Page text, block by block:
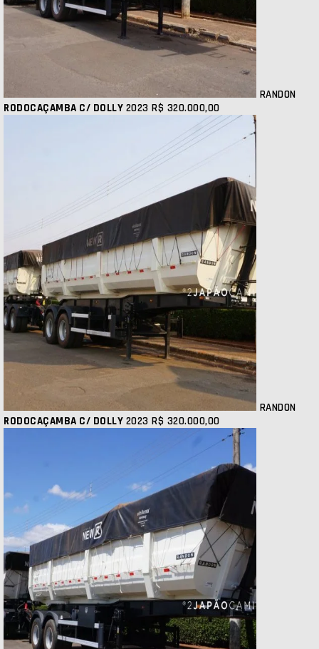
RANDON
RODOCAÇAMBA C/ DOLLY 2023 R$ 320.000,00
RANDON
RODOCAÇAMBA C/ DOLLY 2023 R$ 320.000,00